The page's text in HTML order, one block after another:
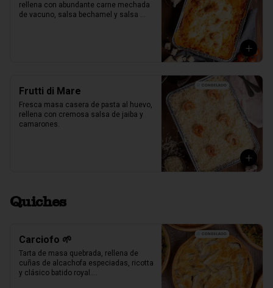
rellena con abundante carne mechada
de vacuno, salsa bechamel y salsa
Frutti di Mare
Fresca masa casera de pasta al huevo,
rellena con cremosa salsa de jaiba y
camarones.
Quiches
Carciofo 🌱
Tarta de masa quebrada, rellena de
cuñas de alcachofa especiadas, ricotta
y clásico batido royal.